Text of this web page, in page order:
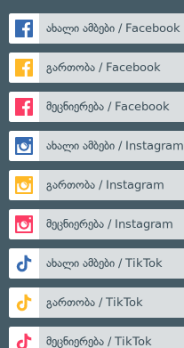
ახალი ამბები / Facebook
გართობა / Facebook
მეცნიერება / Facebook
ახალი ამბები / Instagram
გართობა / Instagram
მეცნიერება / Instagram
ახალი ამბები / TikTok
გართობა / TikTok
მეცნიერება / TikTok